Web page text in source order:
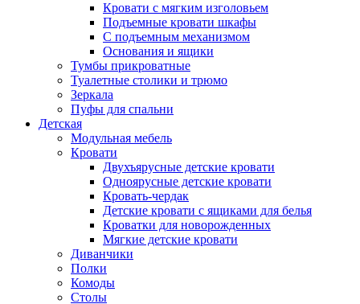
Кровати с мягким изголовьем
Подъемные кровати шкафы
С подъемным механизмом
Основания и ящики
Тумбы прикроватные
Туалетные столики и трюмо
Зеркала
Пуфы для спальни
Детская
Модульная мебель
Кровати
Двухъярусные детские кровати
Одноярусные детские кровати
Кровать-чердак
Детские кровати с ящиками для белья
Кроватки для новорожденных
Мягкие детские кровати
Диванчики
Полки
Комоды
Столы